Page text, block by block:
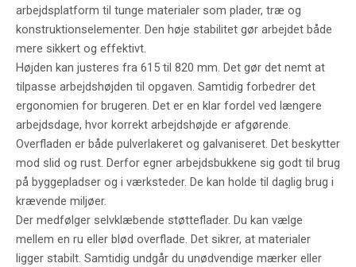
arbejdsplatform til tunge materialer som plader, træ og
konstruktionselementer. Den høje stabilitet gør arbejdet både
mere sikkert og effektivt.
Højden kan justeres fra 615 til 820 mm. Det gør det nemt at
tilpasse arbejdshøjden til opgaven. Samtidig forbedrer det
ergonomien for brugeren. Det er en klar fordel ved længere
arbejdsdage, hvor korrekt arbejdshøjde er afgørende.
Overfladen er både pulverlakeret og galvaniseret. Det beskytter
mod slid og rust. Derfor egner arbejdsbukkene sig godt til brug
på byggepladser og i værksteder. De kan holde til daglig brug i
krævende miljøer.
Der medfølger selvklæbende støtteflader. Du kan vælge
mellem en ru eller blød overflade. Det sikrer, at materialer
ligger stabilt. Samtidig undgår du unødvendige mærker eller